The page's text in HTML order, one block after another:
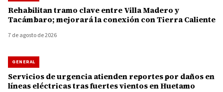
Rehabilitan tramo clave entre Villa Madero y
Tacámbaro; mejorará la conexión con Tierra Caliente
7 de agosto de 2026
GENERAL
Servicios de urgencia atienden reportes por daños en
líneas eléctricas tras fuertes vientos en Huetamo